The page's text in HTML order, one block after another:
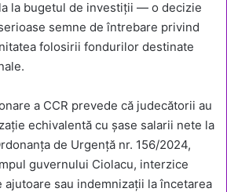
la bugetul de investiții — o decizie
semne de întrebare privind
folosirii fondurilor destinate
a CCR prevede că judecătorii au
echivalentă cu șase salarii nete la
de Urgență nr. 156/2024,
guvernului Ciolacu, interzice
ajutoare sau indemnizații la încetarea